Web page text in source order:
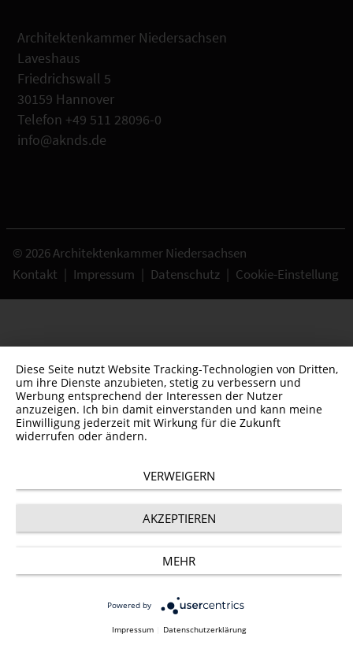
Architektenkammer Niedersachsen
Laveshaus
Friedrichswall 5
30159 Hannover
Telefon +49 511 28096-0
info@aknds.de
© 2026 Architektenkammer Niedersachsen
Kontakt | Impressum | Datenschutz | Cookie-Einstellung
Diese Seite nutzt Website Tracking-Technologien von Dritten,
um ihre Dienste anzubieten, stetig zu verbessern und
Werbung entsprechend der Interessen der Nutzer
anzuzeigen. Ich bin damit einverstanden und kann meine
Einwilligung jederzeit mit Wirkung für die Zukunft
widerrufen oder ändern.
VERWEIGERN
AKZEPTIEREN
MEHR
Powered by
Impressum Datenschutzerklärung